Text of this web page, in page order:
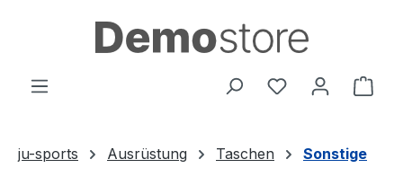
Zum Hauptinhalt springen
Du hast 0
ju-sports Ausrüstung Taschen Sonstige